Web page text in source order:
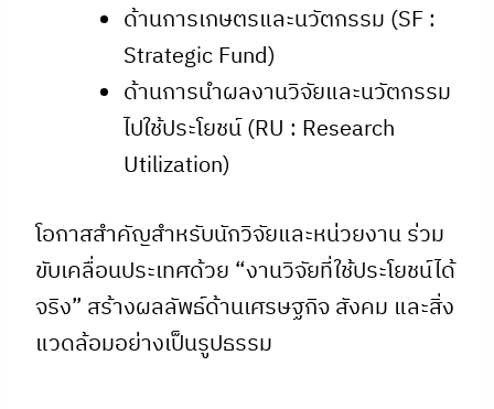
ด้านการเกษตรและนวัตกรรม (SF :
Strategic Fund)
ด้านการนำผลงานวิจัยและนวัตกรรม
ไปใช้ประโยชน์ (RU : Research
Utilization)
โอกาสสำคัญสำหรับนักวิจัยและหน่วยงาน ร่วม
ขับเคลื่อนประเทศด้วย “งานวิจัยที่ใช้ประโยชน์ได้
จริง” สร้างผลลัพธ์ด้านเศรษฐกิจ สังคม และสิ่ง
แวดล้อมอย่างเป็นรูปธรรม